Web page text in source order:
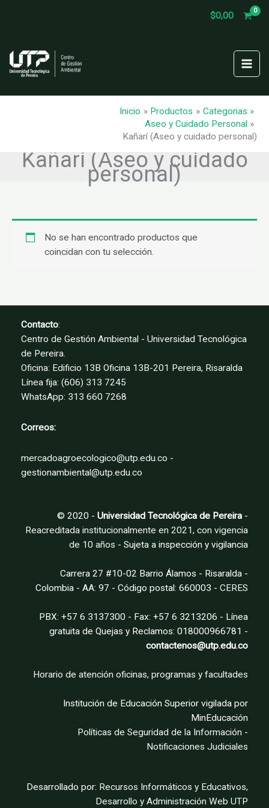
$0,00
Inicio Productos
Categorias
Aseo y Cuidado Personal
Kañarí (Aseo y cuidado personal)
Kañarí (Aseo y cuidado
personal)
No se han encontrado productos que
coincidan con tu selección.
Contacto:
Centro de Gestión Ambiental - Universidad Tecnológica
de Pereira.
Oficina: Edificio 13B Oficina 13B-201 Pereira, Risaralda
Línea fija: (606) 313 7245
WhatsApp: 313 660 7268
Correos:
mercadoagroecologico@utp.edu.co -
gestionambiental@utp.edu.co
© 2020 - Universidad Tecnológica de Pereira -
Reacreditada institucionalmente en 2021, con vigencia
de 10 años - Sujeta a inspección y vigilancia
Carrera 27 #10-02 Barrio Álamos - Risaralda -
Colombia - AA: 97 - Código postal: 660003 - CERES
PBX: +57 6 3137300 - Fax: +57 6 3213206 - Línea
gratuita de Quejas y Reclamos: 018000966781 -
contactenos@utp.edu.co
Horario de atención oficinas, programas y facultades
Institución de Educación Superior vigilada por
MinEducación
Políticas de Seguridad de la Información -
Notificaciones Judiciales
Desarrollado por: Recursos Informáticos y Educativos,
Desarrollo y Administración Web UTP